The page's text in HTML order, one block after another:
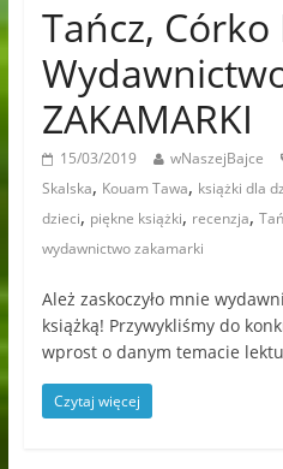
Tańcz, Córko
ZAKAMARKI
15/03/2019 wNaszejBajce
Skalska, Kouam Tawa, książki dla
dzieci, piękne książki, recenzja,
wydawnictwo zakamarki
Ależ zaskoczyło mnie
książką! Przywykliśmy do
wprost o danym temacie
Czytaj więcej